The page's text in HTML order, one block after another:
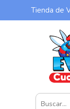
Tienda de